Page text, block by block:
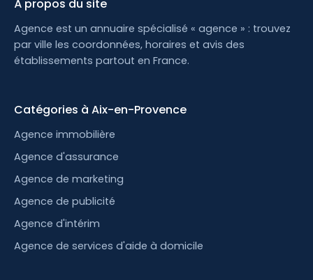
À propos du site
Agence est un annuaire spécialisé « agence » : trouvez
par ville les coordonnées, horaires et avis des
établissements partout en France.
Catégories à Aix-en-Provence
Agence immobilière
Agence d'assurance
Agence de marketing
Agence de publicité
Agence d'intérim
Agence de services d'aide à domicile